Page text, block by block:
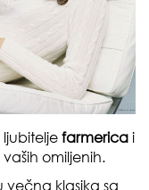
farmerica i
omiljenih.
večna klasika sa